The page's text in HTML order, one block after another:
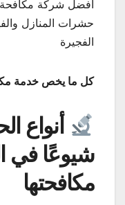
أفضل شركة مكافحة
حشرات المنازل
الفجيرة
كل ما يخص خدمة
أنواع
شيوعًا في
مكافحتها